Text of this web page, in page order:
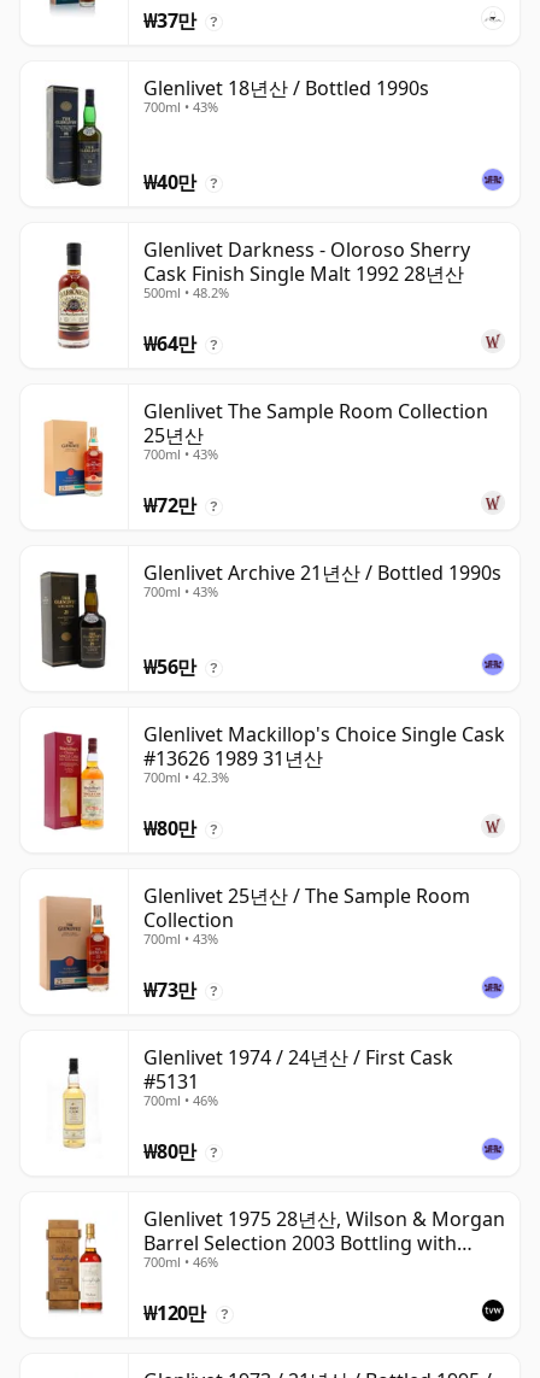
₩37만 ?
Glenlivet 18년산 / Bottled 1990s
700ml • 43%
₩40만 ?
Glenlivet Darkness - Oloroso Sherry
Cask Finish Single Malt 1992 28년산
500ml • 48.2%
₩64만 ?
Glenlivet The Sample Room Collection
25년산
700ml • 43%
₩72만 ?
Glenlivet Archive 21년산 / Bottled 1990s
700ml • 43%
₩56만 ?
Glenlivet Mackillop's Choice Single Cask
#13626 1989 31년산
700ml • 42.3%
₩80만 ?
Glenlivet 25년산 / The Sample Room
Collection
700ml • 43%
₩73만 ?
Glenlivet 1974 / 24년산 / First Cask
#5131
700ml • 46%
₩80만 ?
Glenlivet 1975 28년산, Wilson & Morgan
Barrel Selection 2003 Bottling with
Wooden Box
700ml • 46%
₩120만 ?